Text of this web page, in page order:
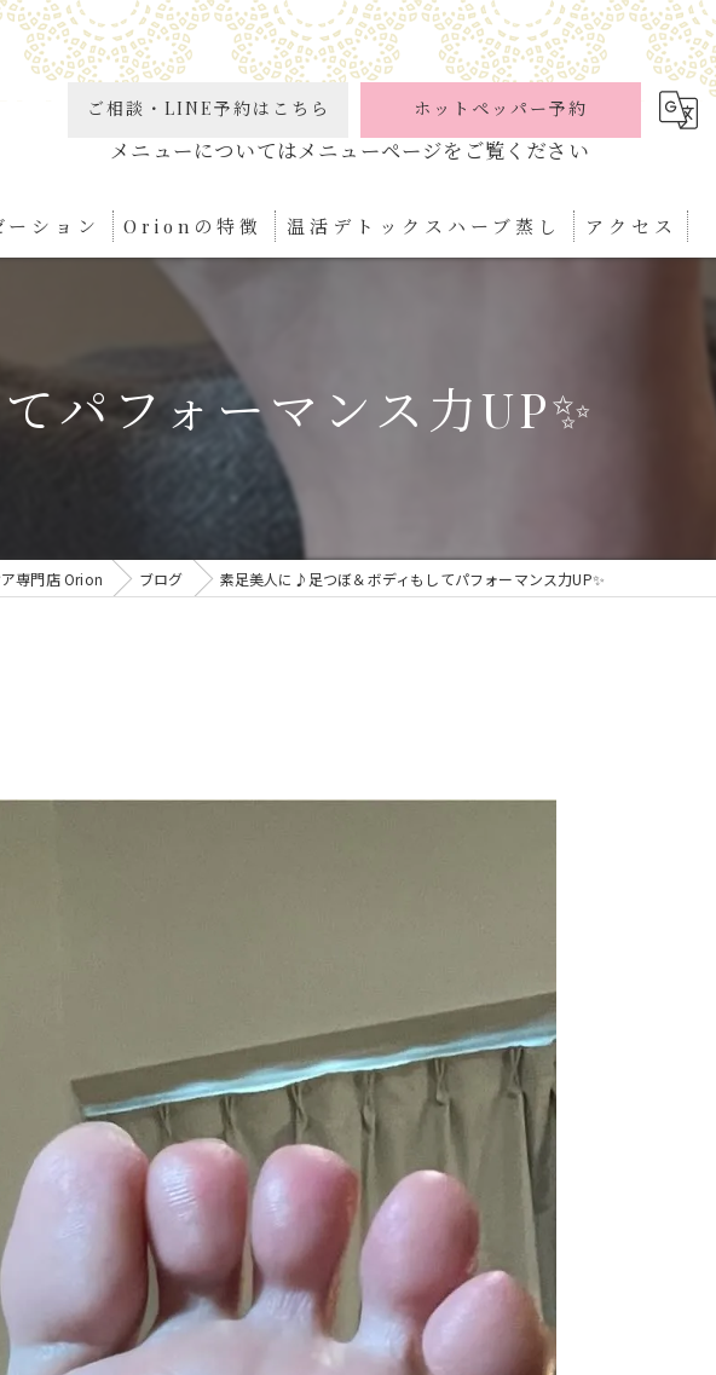
ご相談・LINE予約はこちら ホットペッパー予約
ーション Orionの特徴
角質ケア
足つぼ
温活デトックスハーブ蒸し アクセス
パフォーマンス力UP✨
専門店 Orion ブログ 素足美人に♪足つぼ＆ボディもしてパフォーマンス力UP✨